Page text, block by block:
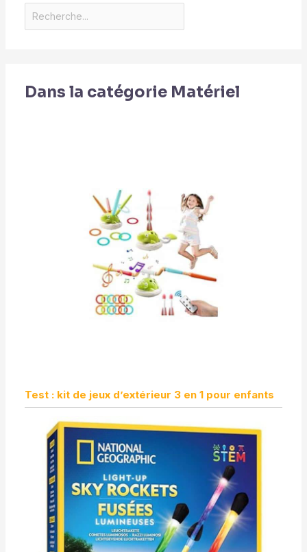
Dans la catégorie Matériel
Test : kit de jeux d’extérieur 3 en 1 pour enfants